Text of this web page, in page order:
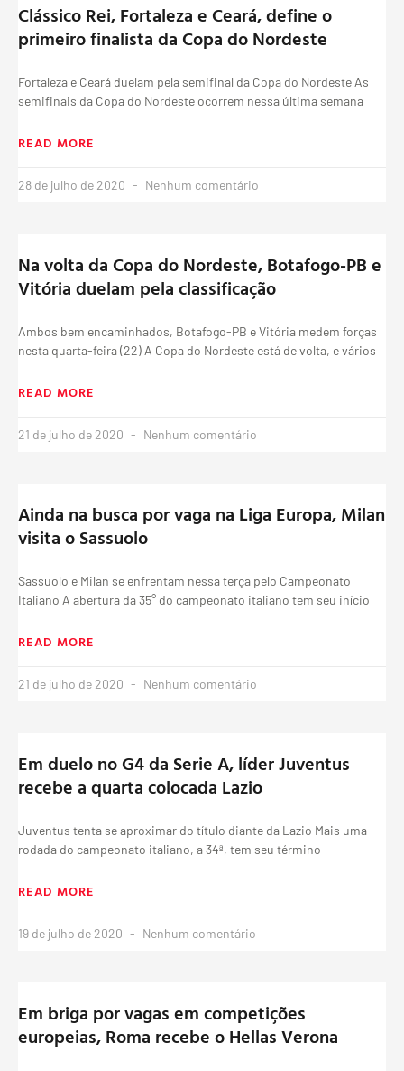
Clássico Rei, Fortaleza e Ceará, define o
primeiro finalista da Copa do Nordeste
Fortaleza e Ceará duelam pela semifinal da Copa do Nordeste As
semifinais da Copa do Nordeste ocorrem nessa última semana
READ MORE
28 de julho de 2020 Nenhum comentário
Na volta da Copa do Nordeste, Botafogo-PB e
Vitória duelam pela classificação
Ambos bem encaminhados, Botafogo-PB e Vitória medem forças
nesta quarta-feira (22) A Copa do Nordeste está de volta, e vários
READ MORE
21 de julho de 2020 Nenhum comentário
Ainda na busca por vaga na Liga Europa, Milan
visita o Sassuolo
Sassuolo e Milan se enfrentam nessa terça pelo Campeonato
Italiano A abertura da 35° do campeonato italiano tem seu início
READ MORE
21 de julho de 2020 Nenhum comentário
Em duelo no G4 da Serie A, líder Juventus
recebe a quarta colocada Lazio
Juventus tenta se aproximar do título diante da Lazio Mais uma
rodada do campeonato italiano, a 34ª, tem seu término
READ MORE
19 de julho de 2020 Nenhum comentário
Em briga por vagas em competições
europeias, Roma recebe o Hellas Verona